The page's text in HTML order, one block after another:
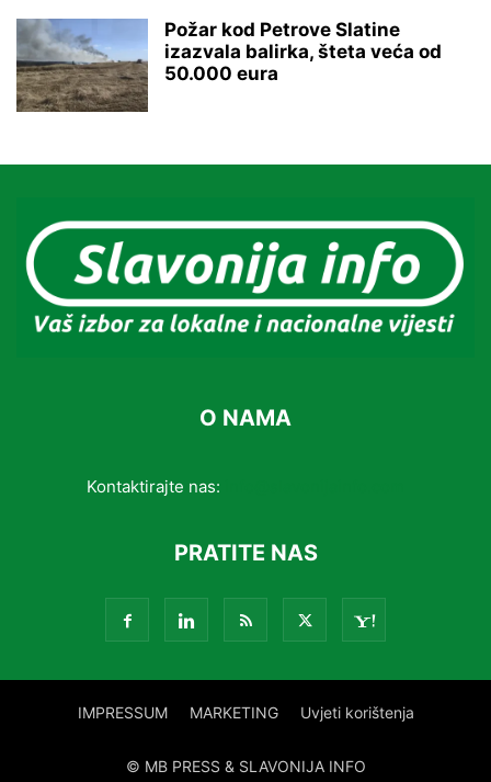
Požar kod Petrove Slatine
izazvala balirka, šteta veća od
50.000 eura
O NAMA
Kontaktirajte nas:
PRATITE NAS
IMPRESSUM MARKETING Uvjeti korištenja
© MB PRESS & SLAVONIJA INFO